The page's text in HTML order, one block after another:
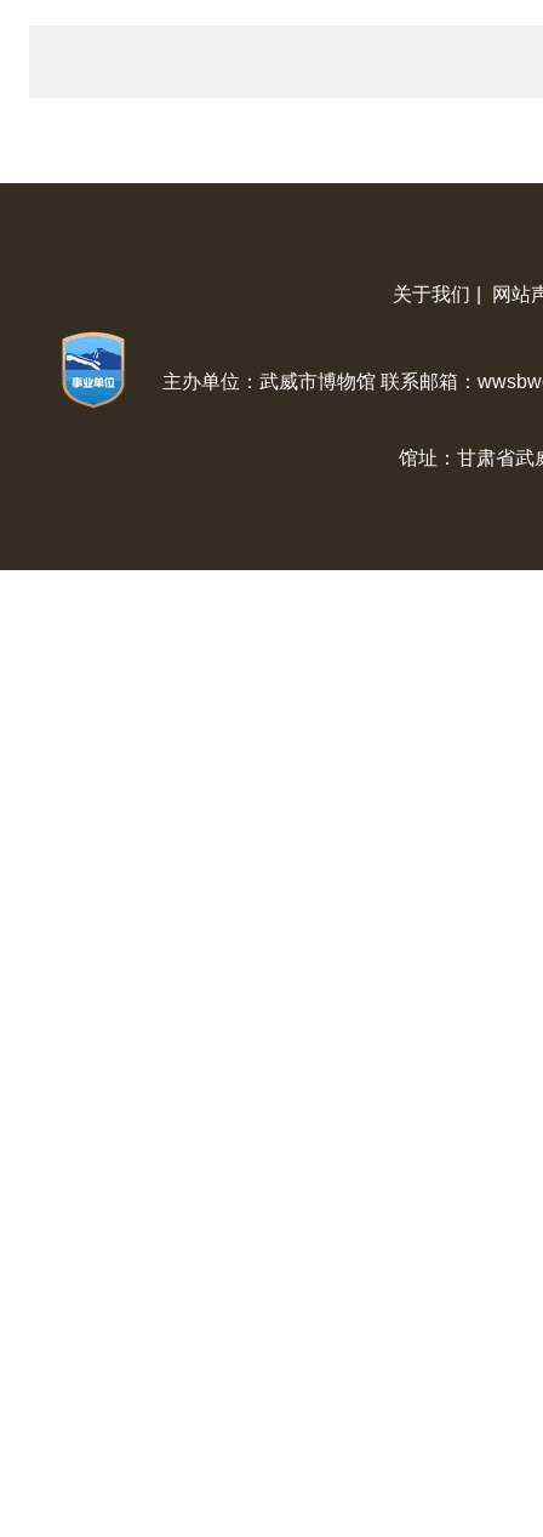
关于我们 网站
主办单位：武威市博物馆 联系邮箱：
馆址：甘肃省武